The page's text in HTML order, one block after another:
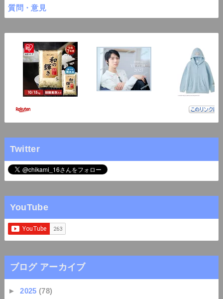
質問・意見
Twitter
YouTube
ブログ アーカイブ
►2025 (78)